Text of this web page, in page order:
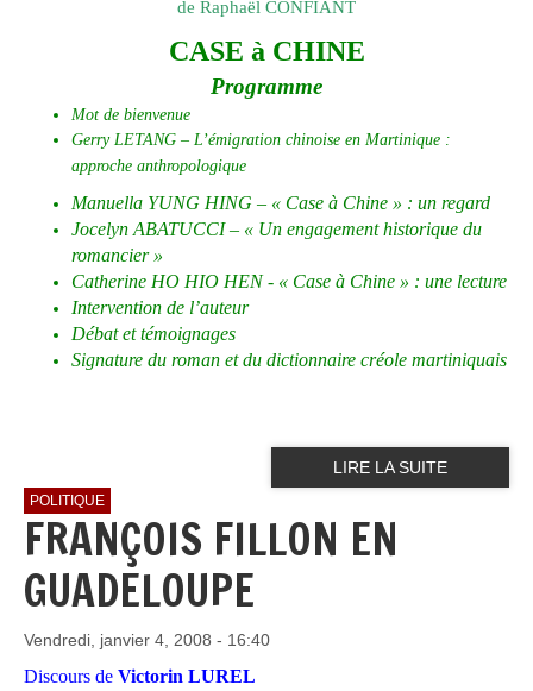
de Raphaël CONFIANT
CASE à CHINE
Programme
Mot de bienvenue
Gerry LETANG – L’émigration chinoise en Martinique :
approche anthropologique
Manuella YUNG HING – « Case à Chine » : un regard
Jocelyn ABATUCCI – « Un engagement historique du
romancier »
Catherine HO HIO HEN - « Case à Chine » : une lecture
Intervention de l’auteur
Débat et témoignages
Signature du roman et du dictionnaire créole martiniquais
LIRE LA SUITE
POLITIQUE
FRANÇOIS FILLON EN
GUADELOUPE
Vendredi, janvier 4, 2008 - 16:40
Discours de Victorin LUREL